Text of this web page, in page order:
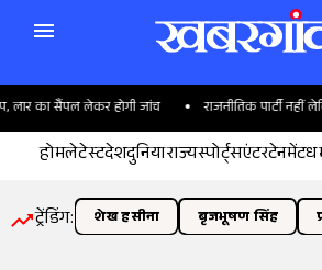
का सैंपल लेकर होगी जांच राजनीतिक पार्टी नहीं
होमलेटेस्टदेशदुनियाराज्यस्पोर्ट्सएंटरटेनमेंट
ट्रेंडिंग: शेख हसीना बृजभूषण सिंह